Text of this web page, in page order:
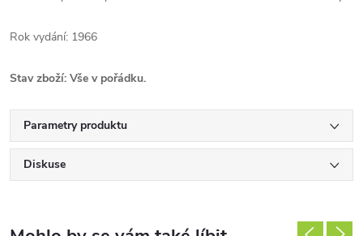
Rok vydání: 1966
Stav zboží: Vše v pořádku.
Parametry produktu
Diskuse